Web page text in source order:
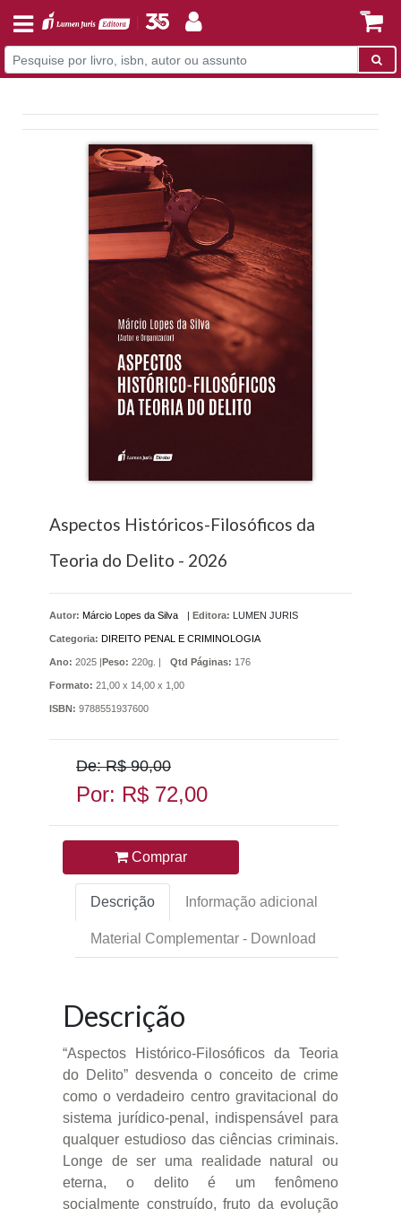
Aspectos Históricos-Filosóficos da
Teoria do Delito - 2026
Autor: Márcio Lopes da Silva Editora: LUMEN JURIS
Categoria: DIREITO PENAL E CRIMINOLOGIA
Ano: 2025 | Peso: 220g. | Qtd Páginas: 176
Formato: 21,00 x 14,00 x 1,00
ISBN: 9788551937600
De: R$ 90,00
Por: R$ 72,00
Comprar
Descrição Informação adicional
Material Complementar - Download
Descrição
“Aspectos Histórico-Filosóficos da Teoria
do Delito” desvenda o conceito de crime
como o verdadeiro centro gravitacional do
sistema jurídico-penal, indispensável para
qualquer estudioso das ciências criminais.
Longe de ser uma realidade natural ou
eterna, o delito é um fenômeno
socialmente construído, fruto da evolução